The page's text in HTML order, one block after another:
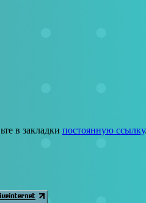
в закладки постоянную ссылку.